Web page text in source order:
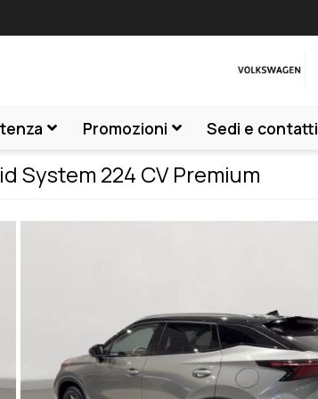
Promozioni Sedi e contatti
System 224 CV Premium